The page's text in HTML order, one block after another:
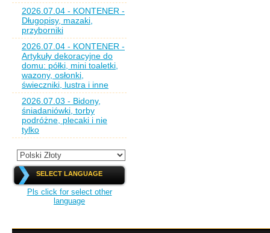
2026.07.04 - KONTENER -
Długopisy, mazaki,
przyborniki
2026.07.04 - KONTENER -
Artykuły dekoracyjne do
domu: półki, mini toaletki,
wazony, osłonki,
świeczniki, lustra i inne
2026.07.03 - Bidony,
śniadaniówki, torby
podróżne, plecaki i nie
tylko
SELECT LANGUAGE
Pls click for select other
language